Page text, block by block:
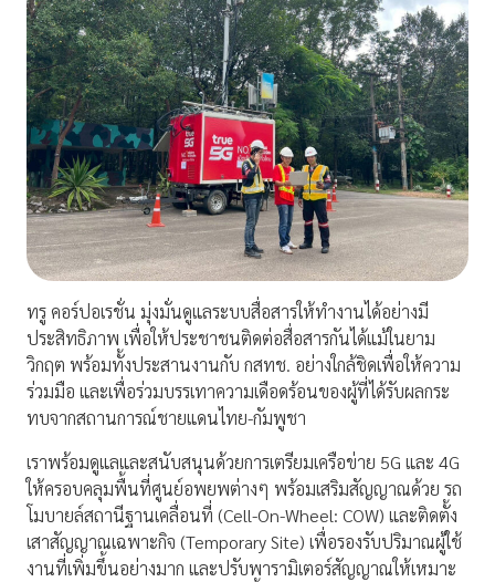
ทรู คอร์ปอเรชั่น มุ่งมั่นดูแลระบบสื่อสารให้ทำงานได้อย่างมี
ประสิทธิภาพ เพื่อให้ประชาชนติดต่อสื่อสารกันได้แม้ในยาม
วิกฤต พร้อมทั้งประสานงานกับ กสทช. อย่างใกล้ชิดเพื่อให้ความ
ร่วมมือ และเพื่อร่วมบรรเทาความเดือดร้อนของผู้ที่ได้รับผลกระ
ทบจากสถานการณ์ชายแดนไทย-กัมพูชา
เราพร้อมดูแลและสนับสนุนด้วยการเตรียมเครือข่าย 5G และ 4G
ให้ครอบคลุมพื้นที่ศูนย์อพยพต่างๆ พร้อมเสริมสัญญาณด้วย รถ
โมบายล์สถานีฐานเคลื่อนที่ (Cell-On-Wheel: COW) และติดตั้ง
เสาสัญญาณเฉพาะกิจ (Temporary Site) เพื่อรองรับปริมาณผู้ใช้
งานที่เพิ่มขึ้นอย่างมาก และปรับพารามิเตอร์สัญญาณให้เหมาะ